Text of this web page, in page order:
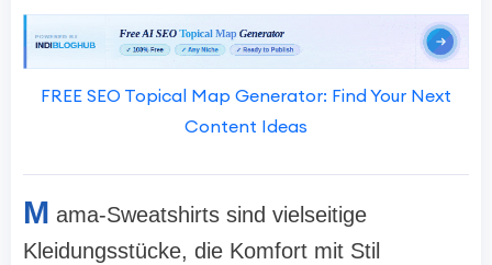
FREE SEO Topical Map Generator: Find Your Next
Content Ideas
M ama-Sweatshirts sind vielseitige
Kleidungsstücke, die Komfort mit Stil